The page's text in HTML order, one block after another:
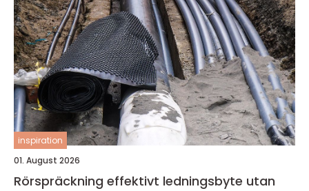
inspiration
01. August 2026
Rörspräckning effektivt ledningsbyte utan